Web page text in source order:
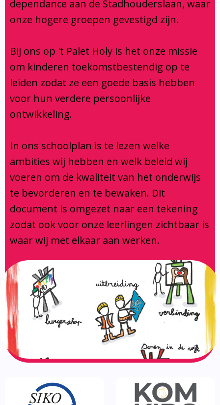
Privacy
Contact
Verbouwing
Aanmelden
Centrum voor jeugd en gezin
Brugfunctionaris
dependance aan de Stadhouderslaan, waar
onze hogere groepen gevestigd zijn.
Bij ons op 't Palet Holy is het onze missie
om kinderen toekomstbestendig op te
leiden zodat ze een goede basis hebben
voor hun verdere persoonlijke
ontwikkeling.
In ons schoolplan is te lezen welke
ambities wij hebben en welk beleid wij
voeren om de kwaliteit van het onderwijs
te bevorderen en te bewaken. Dit
document is omgezet naar een tekening
zodat ook voor onze leerlingen zichtbaar is
waar wij met elkaar aan werken.